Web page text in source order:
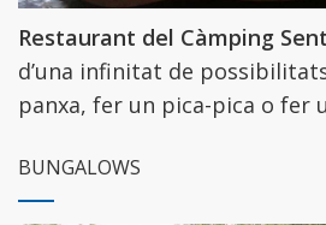
Restaurant del Càmping
d’una infinitat de
panxa, fer un pica-pica o fer
BUNGALOWS